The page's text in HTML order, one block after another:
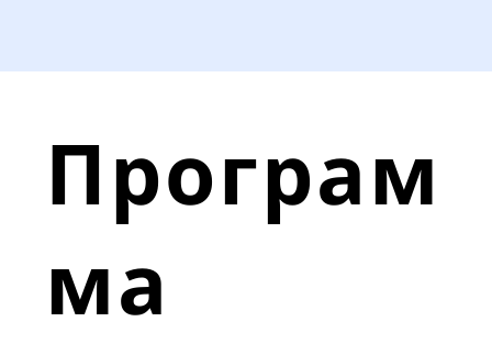
Програм
ма